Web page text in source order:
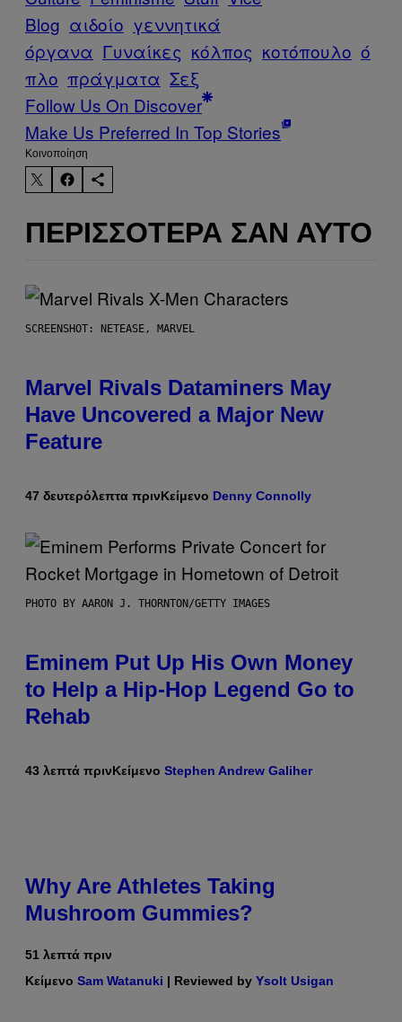
Blog αιδοίο γεννητικά
όργανα Γυναίκες κόλπος κοτόπουλο ό
πλο πράγματα Σεξ
Follow Us On Discover
Make Us Preferred In Top Stories
Kοινοποίηση
ΠΕΡΙΣΣΌΤΕΡΑ ΣΑΝ ΑΥΤΌ
SCREENSHOT: NETEASE, MARVEL
Marvel Rivals Dataminers May
Have Uncovered a Major New
Feature
47 δευτερόλεπτα πρινΚείμενο Denny Connolly
PHOTO BY AARON J. THORNTON/GETTY IMAGES
Eminem Put Up His Own Money
to Help a Hip-Hop Legend Go to
Rehab
43 λεπτά πρινΚείμενο Stephen Andrew Galiher
Why Are Athletes Taking
Mushroom Gummies?
51 λεπτά πριν
Κείμενο Sam Watanuki | Reviewed by Ysolt Usigan